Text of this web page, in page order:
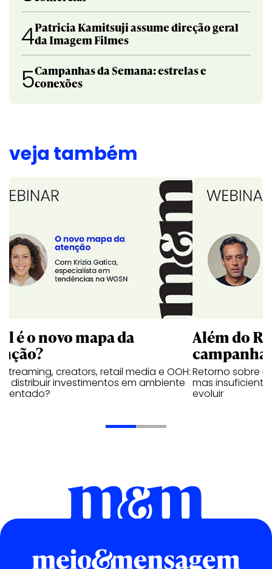
4Patricia Kamitsuji assume direção geral
da Imagem Filmes
5Campanhas da Semana: estrelas e
conexões
veja também
é o novo mapa da
streaming, creators, retail media e OOH:
distribuir investimentos em ambiente
Além do
Retorno sobre
mas
evoluir